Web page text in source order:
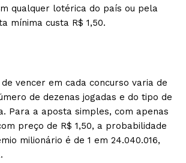
qualquer lotérica do país ou pela
mínima custa R$ 1,50.
vencer em cada concurso varia de
de dezenas jogadas e do tipo de
Para a aposta simples, com apenas
preço de R$ 1,50, a probabilidade
milionário é de 1 em 24.040.016,